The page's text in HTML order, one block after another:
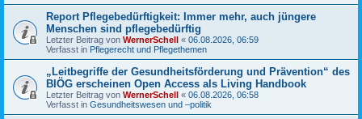
Report Pflegebedürftigkeit: Immer mehr, auch jüngere
Menschen sind pflegebedürftig
Letzter Beitrag von WernerSchell « 06.08.2026, 06:59
Verfasst in Pflegerecht und Pflegethemen
„Leitbegriffe der Gesundheitsförderung und Prävention“ des
BIÖG erscheinen Open Access als Living Handbook
Letzter Beitrag von WernerSchell « 06.08.2026, 06:58
Verfasst in Gesundheitswesen und –politik